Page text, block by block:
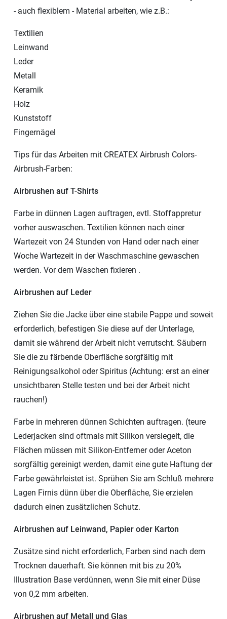
- auch flexiblem - Material arbeiten, wie z.B.:
Textilien
Leinwand
Leder
Metall
Keramik
Holz
Kunststoff
Fingernägel
Tips für das Arbeiten mit CREATEX Airbrush Colors-
Airbrush-Farben:
Airbrushen auf T-Shirts
Farbe in dünnen Lagen auftragen, evtl. Stoffappretur
vorher auswaschen. Textilien können nach einer
Wartezeit von 24 Stunden von Hand oder nach einer
Woche Wartezeit in der Waschmaschine gewaschen
werden. Vor dem Waschen fixieren .
Airbrushen auf Leder
Ziehen Sie die Jacke über eine stabile Pappe und soweit
erforderlich, befestigen Sie diese auf der Unterlage,
damit sie während der Arbeit nicht verrutscht. Säubern
Sie die zu färbende Oberfläche sorgfältig mit
Reinigungsalkohol oder Spiritus (Achtung: erst an einer
unsichtbaren Stelle testen und bei der Arbeit nicht
rauchen!)
Farbe in mehreren dünnen Schichten auftragen. (teure
Lederjacken sind oftmals mit Silikon versiegelt, die
Flächen müssen mit Silikon-Entferner oder Aceton
sorgfältig gereinigt werden, damit eine gute Haftung der
Farbe gewährleistet ist. Sprühen Sie am Schluß mehrere
Lagen Firnis dünn über die Oberfläche, Sie erzielen
dadurch einen zusätzlichen Schutz.
Airbrushen auf Leinwand, Papier oder Karton
Zusätze sind nicht erforderlich, Farben sind nach dem
Trocknen dauerhaft. Sie können mit bis zu 20%
Illustration Base verdünnen, wenn Sie mit einer Düse
von 0,2 mm arbeiten.
Airbrushen auf Metall und Glas